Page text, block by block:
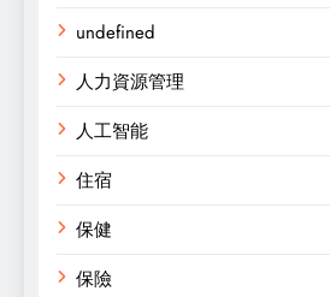
undefined
人力資源管理
人工智能
住宿
保健
保險